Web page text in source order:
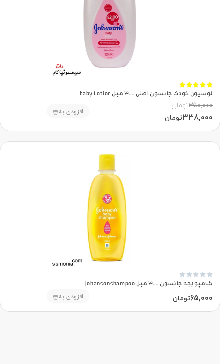





لوسیون کودک جانسون اصلی 300 میل baby Lotion
350,000تومان
338,000تومان
افزودن به





شامپو بچه جانسون 300 میل johanson shampoo
65,000تومان افزودن به